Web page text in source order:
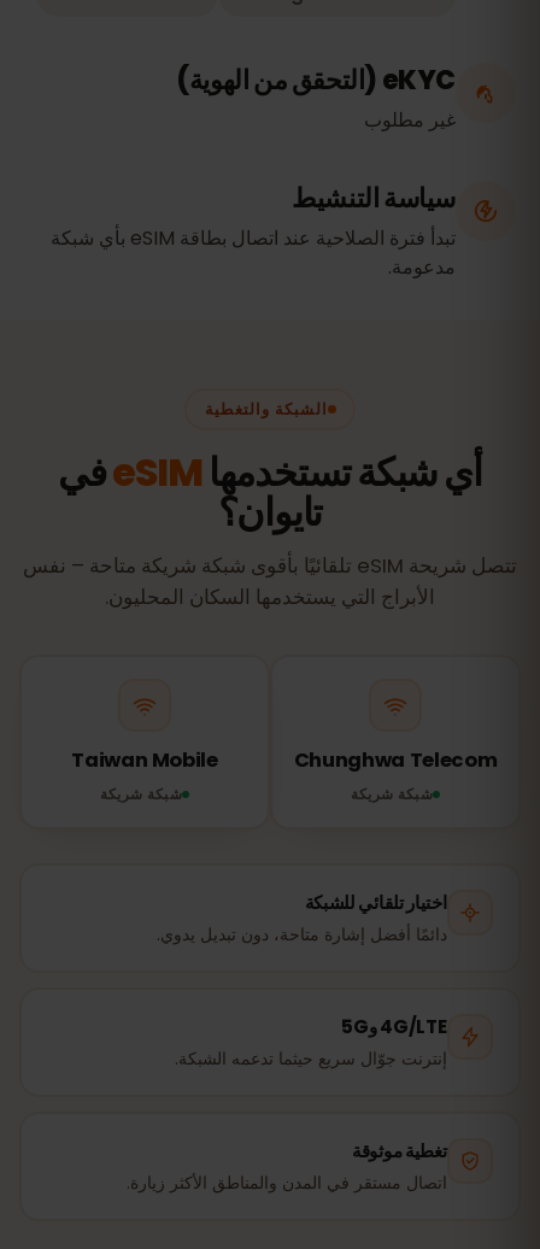
eKYC (التحقق من الهوية)
غير مطلوب
سياسة التنشيط
تبدأ فترة الصلاحية عند اتصال بطاقة eSIM بأي شبكة
مدعومة.
الشبكة والتغطية
أي شبكة تستخدمها eSIMفي
تايوان؟
تتصل شريحة eSIM تلقائيًا بأقوى شبكة شريكة متاحة – نفس
الأبراج التي يستخدمها السكان المحليون.
Chunghwa Telecom
شبكة شريكة
Taiwan Mobile
شبكة شريكة
اختيار تلقائي للشبكة
دائمًا أفضل إشارة متاحة، دون تبديل يدوي.
4G/LTE و5G
إنترنت جوّال سريع حيثما تدعمه الشبكة.
تغطية موثوقة
اتصال مستقر في المدن والمناطق الأكثر زيارة.